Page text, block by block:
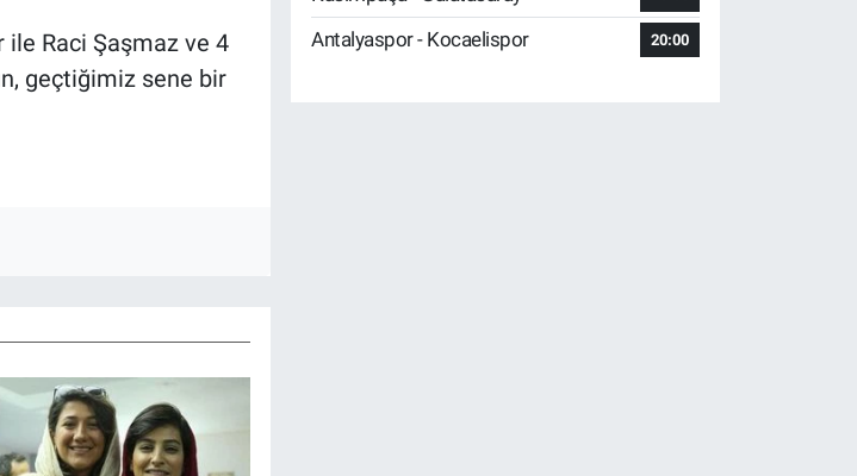
Raci Şaşmaz ve 4
geçtiğimiz sene bir
Antalyaspor - Kocaelispor 20:00